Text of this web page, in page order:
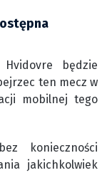
będzie
ten mecz w
mobilnej tego
konieczności
jakichkolwiek